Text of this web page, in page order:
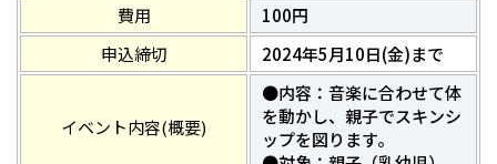
費用
100円
申込締切
2024年5月10日(金)まで
イベント内容(概要)
●内容：音楽に合わせて体
を動かし、親子でスキンシ
ップを図ります。